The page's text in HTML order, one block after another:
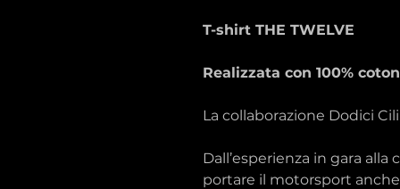
T-shirt THE TWELVE
Realizzata con 100%
La collaborazione Dodici
Dall’esperienza in gara
portare il motorsport